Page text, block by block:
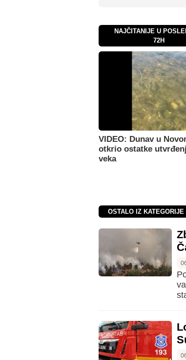
NAJČITANIJE U
72H
VIDEO: Dunav u
otkrio ostatke
veka
OSTALO IZ